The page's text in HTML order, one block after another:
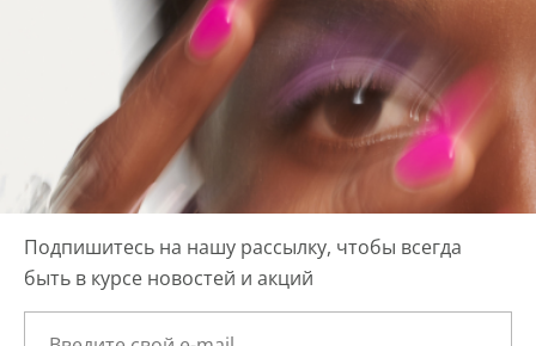
Подпишитесь на нашу рассылку, чтобы всегда
быть в курсе новостей и акций